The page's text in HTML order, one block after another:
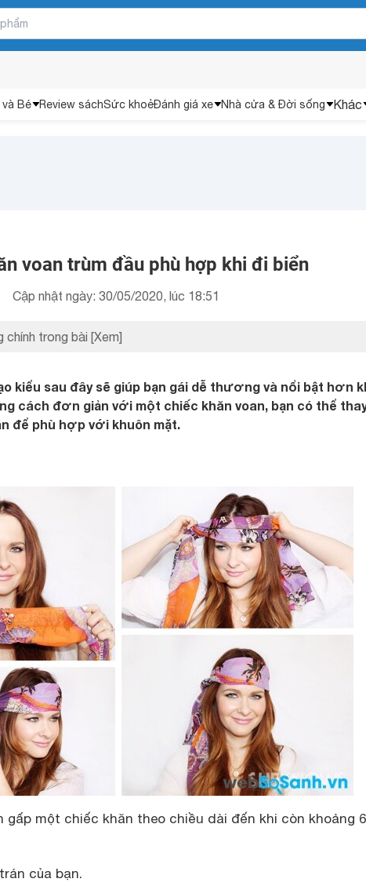
và Bé Review sáchSức khoẻĐánh giá xe Nhà cửa & Đời sống Khác
voan trùm đầu phù hợp khi đi biển
Cập nhật ngày: 30/05/2020, lúc 18:51
chính trong bài [Xem]
kiểu sau đây sẽ giúp bạn gái dễ thương và nổi bật hơn
cách đơn giản với một chiếc khăn voan, bạn có thể
để phù hợp với khuôn mặt.
gấp một chiếc khăn theo chiều dài đến khi còn khoảng
của bạn.